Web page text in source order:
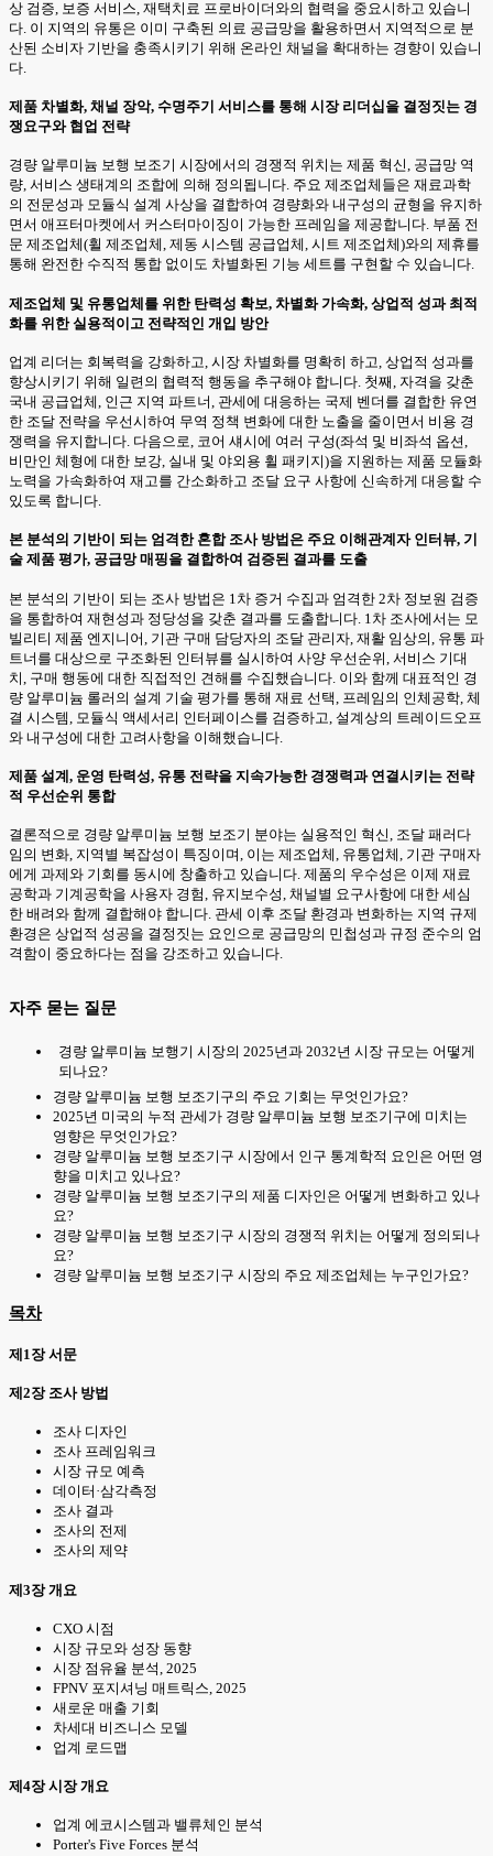
상 검증, 보증 서비스, 재택치료 프로바이더와의 협력을 중요시하고 있습니
다. 이 지역의 유통은 이미 구축된 의료 공급망을 활용하면서 지역적으로 분
산된 소비자 기반을 충족시키기 위해 온라인 채널을 확대하는 경향이 있습니
다.
제품 차별화, 채널 장악, 수명주기 서비스를 통해 시장 리더십을 결정짓는 경
쟁요구와 협업 전략
경량 알루미늄 보행 보조기 시장에서의 경쟁적 위치는 제품 혁신, 공급망 역
량, 서비스 생태계의 조합에 의해 정의됩니다. 주요 제조업체들은 재료과학
의 전문성과 모듈식 설계 사상을 결합하여 경량화와 내구성의 균형을 유지하
면서 애프터마켓에서 커스터마이징이 가능한 프레임을 제공합니다. 부품 전
문 제조업체(휠 제조업체, 제동 시스템 공급업체, 시트 제조업체)와의 제휴를
통해 완전한 수직적 통합 없이도 차별화된 기능 세트를 구현할 수 있습니다.
제조업체 및 유통업체를 위한 탄력성 확보, 차별화 가속화, 상업적 성과 최적
화를 위한 실용적이고 전략적인 개입 방안
업계 리더는 회복력을 강화하고, 시장 차별화를 명확히 하고, 상업적 성과를
향상시키기 위해 일련의 협력적 행동을 추구해야 합니다. 첫째, 자격을 갖춘
국내 공급업체, 인근 지역 파트너, 관세에 대응하는 국제 벤더를 결합한 유연
한 조달 전략을 우선시하여 무역 정책 변화에 대한 노출을 줄이면서 비용 경
쟁력을 유지합니다. 다음으로, 코어 섀시에 여러 구성(좌석 및 비좌석 옵션,
비만인 체형에 대한 보강, 실내 및 야외용 휠 패키지)을 지원하는 제품 모듈화
노력을 가속화하여 재고를 간소화하고 조달 요구 사항에 신속하게 대응할 수
있도록 합니다.
본 분석의 기반이 되는 엄격한 혼합 조사 방법은 주요 이해관계자 인터뷰, 기
술 제품 평가, 공급망 매핑을 결합하여 검증된 결과를 도출
본 분석의 기반이 되는 조사 방법은 1차 증거 수집과 엄격한 2차 정보원 검증
을 통합하여 재현성과 정당성을 갖춘 결과를 도출합니다. 1차 조사에서는 모
빌리티 제품 엔지니어, 기관 구매 담당자의 조달 관리자, 재활 임상의, 유통 파
트너를 대상으로 구조화된 인터뷰를 실시하여 사양 우선순위, 서비스 기대
치, 구매 행동에 대한 직접적인 견해를 수집했습니다. 이와 함께 대표적인 경
량 알루미늄 롤러의 설계 기술 평가를 통해 재료 선택, 프레임의 인체공학, 체
결 시스템, 모듈식 액세서리 인터페이스를 검증하고, 설계상의 트레이드오프
와 내구성에 대한 고려사항을 이해했습니다.
제품 설계, 운영 탄력성, 유통 전략을 지속가능한 경쟁력과 연결시키는 전략
적 우선순위 통합
결론적으로 경량 알루미늄 보행 보조기 분야는 실용적인 혁신, 조달 패러다
임의 변화, 지역별 복잡성이 특징이며, 이는 제조업체, 유통업체, 기관 구매자
에게 과제와 기회를 동시에 창출하고 있습니다. 제품의 우수성은 이제 재료
공학과 기계공학을 사용자 경험, 유지보수성, 채널별 요구사항에 대한 세심
한 배려와 함께 결합해야 합니다. 관세 이후 조달 환경과 변화하는 지역 규제
환경은 상업적 성공을 결정짓는 요인으로 공급망의 민첩성과 규정 준수의 엄
격함이 중요하다는 점을 강조하고 있습니다.
자주 묻는 질문
경량 알루미늄 보행기 시장의 2025년과 2032년 시장 규모는 어떻게
되나요?
경량 알루미늄 보행 보조기구의 주요 기회는 무엇인가요?
2025년 미국의 누적 관세가 경량 알루미늄 보행 보조기구에 미치는
영향은 무엇인가요?
경량 알루미늄 보행 보조기구 시장에서 인구 통계학적 요인은 어떤 영
향을 미치고 있나요?
경량 알루미늄 보행 보조기구의 제품 디자인은 어떻게 변화하고 있나
요?
경량 알루미늄 보행 보조기구 시장의 경쟁적 위치는 어떻게 정의되나
요?
경량 알루미늄 보행 보조기구 시장의 주요 제조업체는 누구인가요?
목차
제1장 서문
제2장 조사 방법
조사 디자인
조사 프레임워크
시장 규모 예측
데이터·삼각측정
조사 결과
조사의 전제
조사의 제약
제3장 개요
CXO 시점
시장 규모와 성장 동향
시장 점유율 분석, 2025
FPNV 포지셔닝 매트릭스, 2025
새로운 매출 기회
차세대 비즈니스 모델
업계 로드맵
제4장 시장 개요
업계 에코시스템과 밸류체인 분석
Porter's Five Forces 분석